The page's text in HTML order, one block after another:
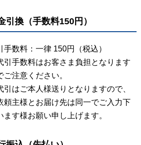
引換（手数料150円）
手数料：一律 150円（税込）
手数料はお客さま負担となります
ご注意ください。
はご本人様送りとなりますので、
頼主様とお届け先は同一でご入力下
ます様お願い申し上げます。